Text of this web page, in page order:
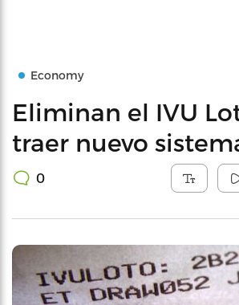
Economy
Eliminan el IVU
traer nuevo
0